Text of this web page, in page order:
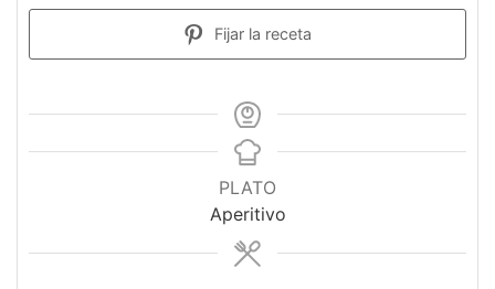
Fijar la receta
PLATO
Aperitivo